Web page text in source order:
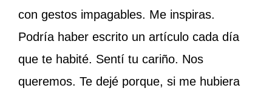
con gestos impagables. Me inspiras.
Podría haber escrito un artículo cada día
que te habité. Sentí tu cariño. Nos
queremos. Te dejé porque, si me hubiera